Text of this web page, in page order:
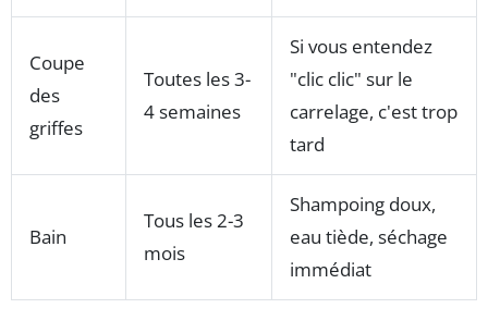
Coupe
des
griffes
Toutes les 3-
4 semaines
Si vous entendez
"clic clic" sur le
carrelage, c'est trop
tard
Bain
Tous les 2-3
mois
Shampoing doux,
eau tiède, séchage
immédiat